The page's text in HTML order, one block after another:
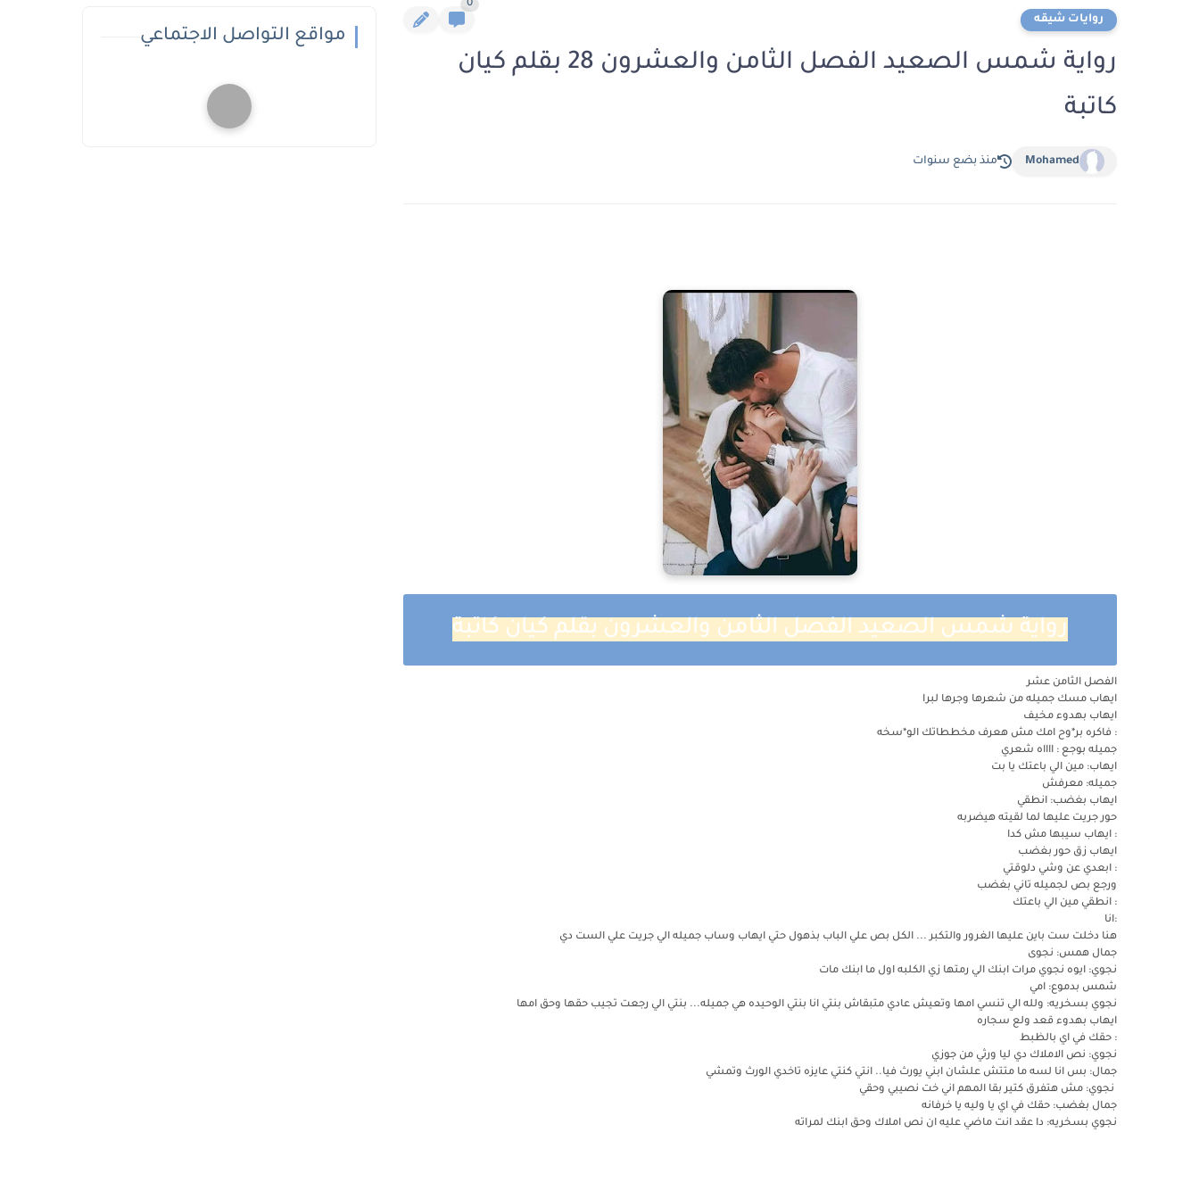
روايات شيقه
0
رواية شمس الصعيد الفصل الثامن والعشرون 28 بقلم كيان
كاتبة
Mohamed منذ بضع سنوات
رواية شمس الصعيد الفصل الثامن والعشرون بقلم كيان كاتبة
الفصل الثامن عشر
ايهاب مسك جميله من شعرها وجرها لبرا
ايهاب بهدوء مخيف
: فاكره بر*وح امك مش هعرف مخططاتك الو*سخه
جميله بوجع : ااااه شعري
ايهاب: مين الي باعتك يا بت
جميله: معرفش
ايهاب بغضب: انطقي
حور جريت عليها لما لقيته هيضربه
: ايهاب سيبها مش كدا
ايهاب زق حور بغضب
: ابعدي عن وشي دلوقتي
ورجع بص لجميله تاني بغضب
: انطقي مين الي باعتك
:انا
هنا دخلت ست باين عليها الغرور والتكبر ... الكل بص علي الباب بذهول حتي ايهاب وساب جميله الي جريت علي الست دي
جمال همس: نجوى
نجوي: ايوه نجوي مرات ابنك الي رمتها زي الكلبه اول ما ابنك مات
شمس بدموع: امي
نجوي بسخريه: ولله الي تنسي امها وتعيش عادي متبقاش بنتي انا بنتي الوحيده هي جميله... بنتي الي رجعت تجيب حقها وحق امها
ايهاب بهدوء قعد ولع سجاره
: حقك في اي بالظبط
نجوي: نص الاملاك دي ليا ورثي من جوزي
جمال: بس انا لسه ما متتش علشان ابني يورث فيا.. انتي كنتي عايزه تاخدي الورث وتمشي
نجوي: مش هتفرق كتير بقا المهم اني خت نصيبي وحقي
جمال بغضب: حقك في اي يا وليه يا خرفانه
نجوي بسخريه: دا عقد انت ماضي عليه ان نص املاك وحق ابنك لمراته
مواقع التواصل الاجتماعي